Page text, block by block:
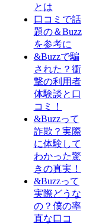
とは
口コミで話
題の＆Buzz
を参考に
&Buzzで騙
された？衝
撃の利用者
体験談と口
コミ！
&Buzzって
詐欺？実際
に体験して
わかった驚
きの真実！
&Buzzって
実際どうな
の？僕の率
直な口コ